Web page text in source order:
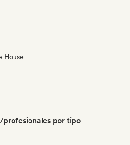
House
profesionales por tipo